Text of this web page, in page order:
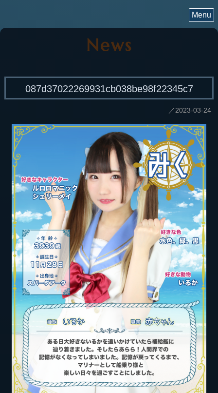
Menu
News
087d37022269931cb038be98f22345c7
／2023-03-24